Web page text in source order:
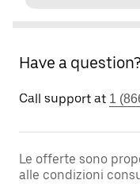
Have a
Call support at 1
Le offerte sono
alle condizioni